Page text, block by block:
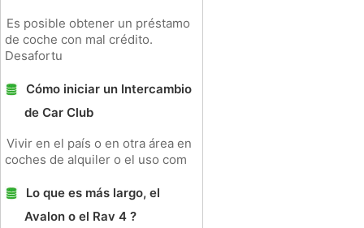
Es posible obtener un préstamo
de coche con mal crédito.
Desafortu
Cómo iniciar un Intercambio
de Car Club
Vivir en el país o en otra área en
coches de alquiler o el uso com
Lo que es más largo, el
Avalon o el Rav 4 ?